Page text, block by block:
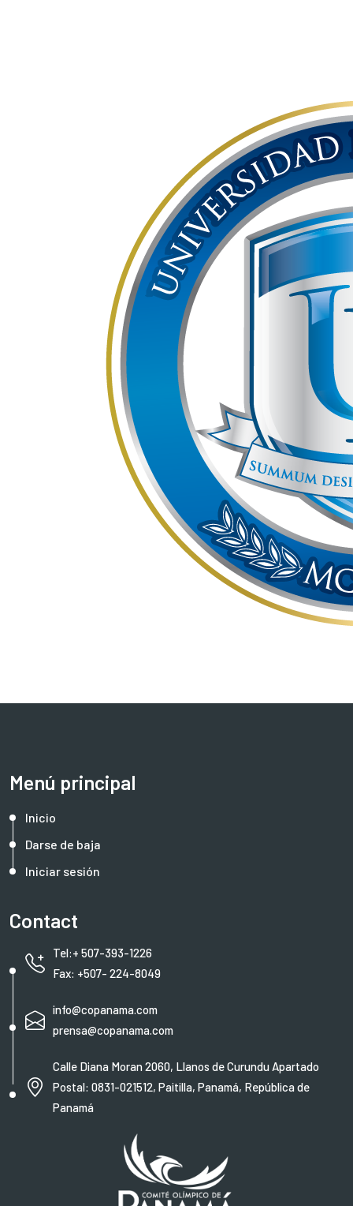
Menú principal
Inicio
Darse de baja
Iniciar sesión
Contact
Tel:+ 507-393-1226
Fax: +507- 224-8049
info@copanama.com
prensa@copanama.com
Calle Diana Moran 2060, Llanos de Curundu Apartado
Postal: 0831-021512, Paitilla, Panamá, República de
Panamá